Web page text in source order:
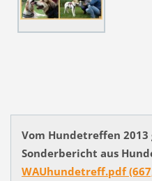
Vom Hundetreffen 2013
Sonderbericht aus
WAUhundetreff.pdf